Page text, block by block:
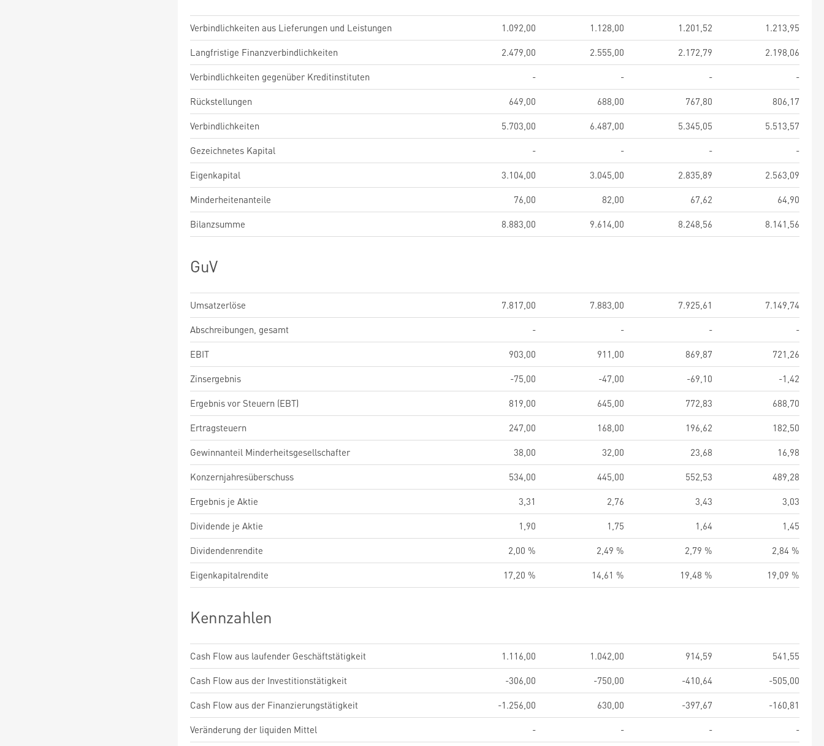
Verbindlichkeiten aus Lieferungen und Leistungen 1.092,00 1.128,00 1.201,52
1.213,95
Langfristige Finanzverbindlichkeiten
2.479,00 2.555,00 2.172,79
2.198,06
Verbindlichkeiten gegenüber Kreditinstituten
- - -
-
Rückstellungen
649,00 688,00 767,80
806,17
Verbindlichkeiten
5.703,00 6.487,00 5.345,05
5.513,57
Gezeichnetes Kapital
- - -
-
Eigenkapital
3.104,00 3.045,00 2.835,89
2.563,09
Minderheitenanteile
76,00 82,00 67,62
64,90
Bilanzsumme
8.883,00 9.614,00 8.248,56 8.141,56
GuV
Umsatzerlöse 7.817,00 7.883,00 7.925,61
7.149,74
Abschreibungen, gesamt
- - -
-
EBIT
903,00 911,00 869,87
721,26
Zinsergebnis
-75,00 -47,00 -69,10
-1,42
Ergebnis vor Steuern (EBT)
819,00 645,00 772,83
688,70
Ertragsteuern
247,00 168,00 196,62
182,50
Gewinnanteil Minderheitsgesellschafter
38,00 32,00 23,68
16,98
Konzernjahresüberschuss
534,00 445,00 552,53
489,28
Ergebnis je Aktie
3,31 2,76 3,43
3,03
Dividende je Aktie
1,90 1,75 1,64
1,45
Dividendenrendite
2,00 % 2,49 % 2,79 %
2,84 %
Eigenkapitalrendite
17,20 % 14,61 % 19,48 % 19,09 %
Kennzahlen
Cash Flow aus laufender Geschäftstätigkeit 1.116,00 1.042,00 914,59
541,55
Cash Flow aus der Investitionstätigkeit
-306,00 -750,00 -410,64
-505,00
Cash Flow aus der Finanzierungstätigkeit
-1.256,00 630,00 -397,67
-160,81
Veränderung der liquiden Mittel
- - - -